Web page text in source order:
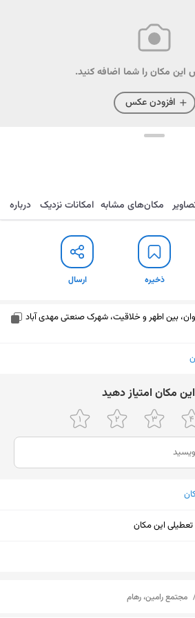
این مکان را شما اضافه کنید.
افزودن عکس
ارسال
مکان‌های مشابه امکانات نزدیک درباره
ذخیره ارسال
بین اطهر و خلاقیت، شهرک صنعتی مهدی آباد
ﻣﮑﺎن اﻣﺘﯿﺎز دﻫﯿﺪ
تعطیلی این مکان
/ مجتمع رامین، رهام